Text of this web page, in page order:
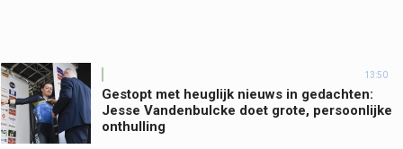
13:50
Gestopt met heuglijk nieuws in gedachten:
Jesse Vandenbulcke doet grote, persoonlijke
onthulling